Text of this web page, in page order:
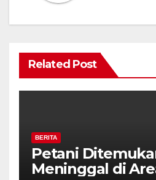
Related Post
BERITA
Petani
Meninggal di